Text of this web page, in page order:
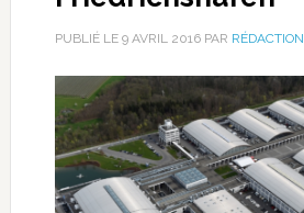
PUBLIÉ LE 9 AVRIL 2016PAR RÉDACTION